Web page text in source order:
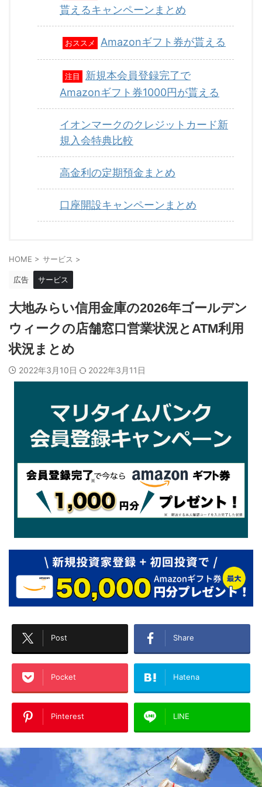
貰えるキャンペーンまとめ
おススメ Amazonギフト券が貰える
注目
新規本会員登録完了で
Amazonギフト券1000円が貰える
イオンマークのクレジットカード新
規入会特典比較
高金利の定期預金まとめ
口座開設キャンペーンまとめ
HOME > サービス >
広告 サービス
大地みらい信用金庫の2026年ゴールデン
ウィークの店舗窓口営業状況とATM利用
状況まとめ
2022年3月10日 2022年3月11日
Post Share
Pocket Hatena
Pinterest LINE